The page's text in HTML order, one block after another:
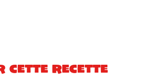
cette recette